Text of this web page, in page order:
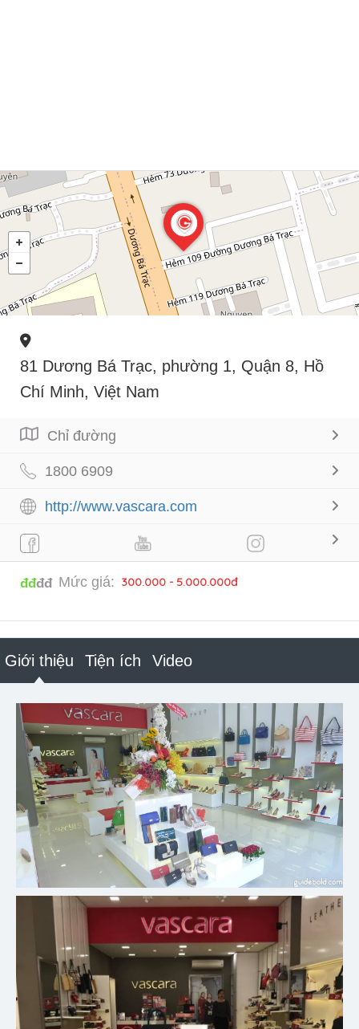
81 Dương Bá Trạc, phường 1, Quận 8, Hồ
Chí Minh, Việt Nam
Chỉ đường
1800 6909
http://www.vascara.com
đđđđ Mức giá: 300.000 - 5.000.000đ
Giới thiệu Tiện ích Video